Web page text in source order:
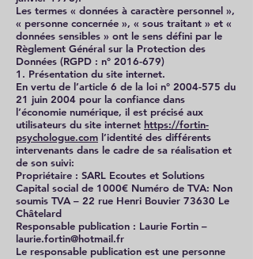
Les termes « données à caractère personnel »,
« personne concernée », « sous traitant » et «
données sensibles » ont le sens défini par le
Règlement Général sur la Protection des
Données (RGPD : n° 2016-679)
1. Présentation du site internet.
En vertu de l’article 6 de la loi n° 2004-575 du
21 juin 2004 pour la confiance dans
l’économie numérique, il est précisé aux
utilisateurs du site internet https://fortin-
psychologue.com l’identité des différents
intervenants dans le cadre de sa réalisation et
de son suivi:
Propriétaire : SARL Ecoutes et Solutions
Capital social de 1000€ Numéro de TVA: Non
soumis TVA – 22 rue Henri Bouvier 73630 Le
Châtelard
Responsable publication : Laurie Fortin –
laurie.fortin@hotmail.fr
Le responsable publication est une personne